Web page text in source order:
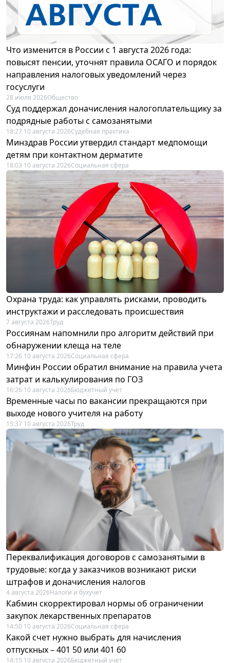
Что изменится в России с 1 августа 2026 года:
повысят пенсии, уточнят правила ОСАГО и порядок
направления налоговых уведомлений через
госуслуги
28 июля 2026Общество
Суд поддержал доначисления налогоплательщику за
подрядные работы с самозанятыми
18:27 10 августа 2026Судебная практика
Минздрав России утвердил стандарт медпомощи
детям при контактном дерматите
18:03 10 августа 2026Социальная сфера
Охрана труда: как управлять рисками, проводить
инструктажи и расследовать происшествия
7 августа 2026Труд
Россиянам напомнили про алгоритм действий при
обнаружении клеща на теле
17:26 10 августа 2026Социальная сфера
Минфин России обратил внимание на правила учета
затрат и калькулирования по ГОЗ
16:26 10 августа 2026Бюджетный учет
Временные часы по вакансии прекращаются при
выходе нового учителя на работу
15:37 10 августа 2026Труд
Переквалификация договоров с самозанятыми в
трудовые: когда у заказчиков возникают риски
штрафов и доначисления налогов
4 августа 2026Налоги и бухучет
Кабмин скорректировал нормы об ограничении
закупок лекарственных препаратов
14:50 10 августа 2026Социальная сфера
Какой счет нужно выбрать для начисления
отпускных – 401 50 или 401 60
14:15 10 августа 2026Бюджетный учет